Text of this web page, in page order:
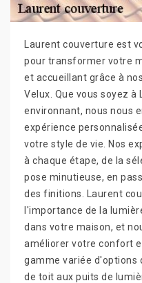
Laurent couverture est
pour transformer votre
et accueillant grâce à
Velux. Que vous soyez à
environnant, nous nous
expérience
votre style de vie. Nos
à chaque étape, de la
pose minutieuse, en
des finitions. Laurent
l'importance de la
dans votre maison, et
améliorer votre confort
gamme variée d'options
de toit aux puits de